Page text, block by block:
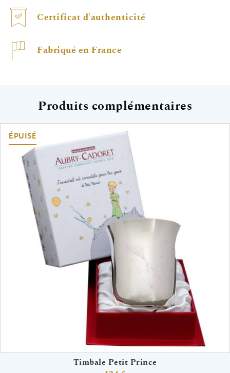
Certificat d'authenticité
Fabriqué en France
Produits complémentaires
Timbale Petit Prince
ÉPUISÉ